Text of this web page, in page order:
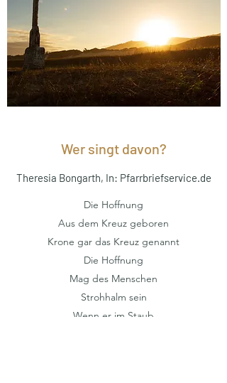
Wer singt davon?
Theresia Bongarth, In: Pfarrbriefservice.de
Die Hoffnung
Aus dem Kreuz geboren
Krone gar das Kreuz genannt
Die Hoffnung
Mag des Menschen
Strohhalm sein
Wenn er im Staub